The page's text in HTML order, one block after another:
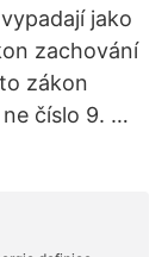
jako
zachování
zákon
číslo 9. …